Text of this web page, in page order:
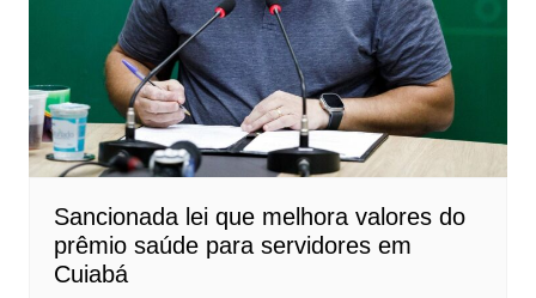
Sancionada lei que melhora valores do
prêmio saúde para servidores em
Cuiabá